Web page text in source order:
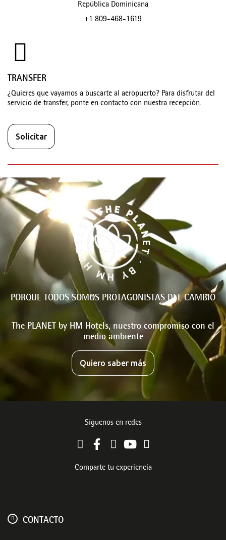
República Dominicana
+1 809-468-1619
TRANSFER
¿Quieres que vayamos a buscarte al aeropuerto? Para disfrutar del
servicio de transfer, ponte en contacto con nuestra recepción.
Solicitar
PORQUE TODOS SOMOS PROTAGONISTAS DEL CAMBIO
The PLANET by HM Hotels, nuestro compromiso con el
medio ambiente
Quiero saber más
Síguenos en redes
Comparte tu experiencia
CONTACTO